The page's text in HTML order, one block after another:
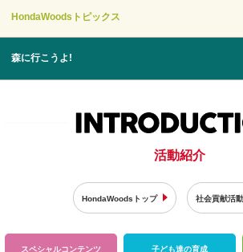
HondaWoodsトピックス
森に行こうよ!
活動紹介
HondaWoodsトップ 社会貢献活
スペシャルコンテンツ 子ども達の育成